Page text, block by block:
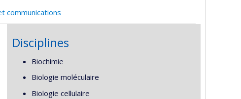
communications
Disciplines
Biochimie
Biologie moléculaire
Biologie cellulaire